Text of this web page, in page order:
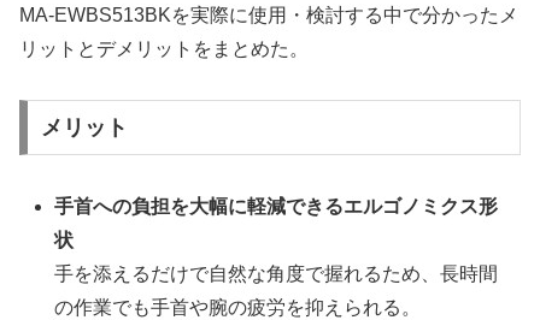
MA-EWBS513BKを実際に使用・検討する中で分かったメ
リットとデメリットをまとめた。
メリット
手首への負担を大幅に軽減できるエルゴノミクス形
状
手を添えるだけで自然な角度で握れるため、長時間
の作業でも手首や腕の疲労を抑えられる。